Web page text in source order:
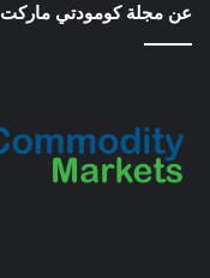
عن مجلة كومودتي ماركت